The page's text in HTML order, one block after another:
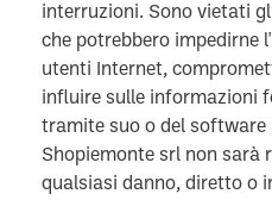
interruzioni. Sono vietati
che potrebbero impedirne
utenti Internet,
influire sulle informazioni
tramite suo o del
Shopiemonte srl non sarà
qualsiasi danno, diretto o